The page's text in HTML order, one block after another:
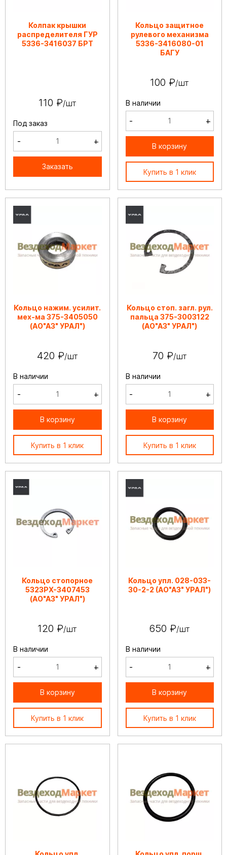
Колпак крышки
распределителя ГУР
5336-3416037 БРТ
110 ₽/шт
Под заказ
- +
Заказать
Кольцо защитное
рулевого механизма
5336-3416080-01
БАГУ
100 ₽/шт
В наличии
- +
В корзину
Купить в 1 клик
Кольцо нажим. усилит.
мех-ма 375-3405050
(АО"АЗ" УРАЛ")
420 ₽/шт
В наличии
- +
В корзину
Купить в 1 клик
Кольцо стоп. загл. рул.
пальца 375-3003122
(АО"АЗ" УРАЛ")
70 ₽/шт
В наличии
- +
В корзину
Купить в 1 клик
Кольцо стопорное
5323РХ-3407453
(АО"АЗ" УРАЛ")
120 ₽/шт
В наличии
- +
В корзину
Купить в 1 клик
Кольцо упл. 028-033-
30-2-2 (АО"АЗ" УРАЛ")
650 ₽/шт
В наличии
- +
В корзину
Купить в 1 клик